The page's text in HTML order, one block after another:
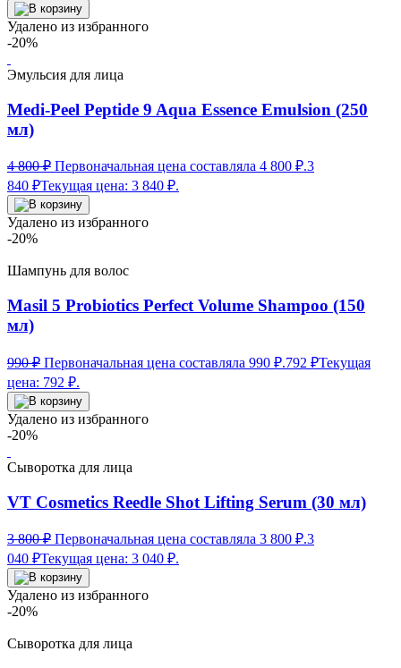
Удалено из избранного
-20%
Эмульсия для лица
Medi-Peel Peptide 9 Aqua Essence Emulsion (250
мл)
4 800₽ Первоначальная цена составляла 4 800 ₽.3
840 ₽Текущая цена: 3 840 ₽.
Удалено из избранного
-20%
Шампунь для волос
Masil 5 Probiotics Perfect Volume Shampoo (150
мл)
990₽ Первоначальная цена составляла 990 ₽.792 ₽Текущая
цена: 792 ₽.
Удалено из избранного
-20%
Сыворотка для лица
VT Cosmetics Reedle Shot Lifting Serum (30 мл)
3 800₽ Первоначальная цена составляла 3 800 ₽.3
040 ₽Текущая цена: 3 040 ₽.
Удалено из избранного
-20%
Сыворотка для лица